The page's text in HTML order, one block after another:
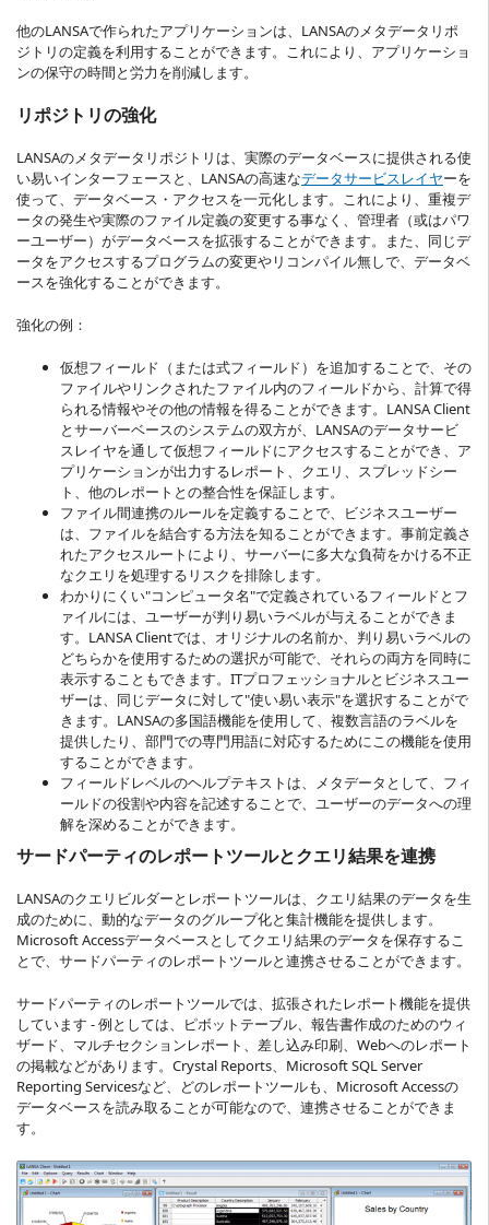
他のLANSAで作られたアプリケーションは、LANSAのメタデータリポ
ジトリの定義を利用することができます。これにより、アプリケーショ
ンの保守の時間と労力を削減します。
リポジトリの強化
LANSAのメタデータリポジトリは、実際のデータベースに提供される使
い易いインターフェースと、LANSAの高速なデータサービスレイヤーを
使って、データベース・アクセスを一元化します。これにより、重複デ
ータの発生や実際のファイル定義の変更する事なく、管理者（或はパワ
ーユーザー）がデータベースを拡張することができます。また、同じデ
ータをアクセスするプログラムの変更やリコンパイル無しで、データベ
ースを強化することができます。
強化の例：
仮想フィールド（または式フィールド）を追加することで、その
ファイルやリンクされたファイル内のフィールドから、計算で得
られる情報やその他の情報を得ることができます。LANSA Client
とサーバーベースのシステムの双方が、LANSAのデータサービ
スレイヤを通して仮想フィールドにアクセスすることができ、ア
プリケーションが出力するレポート、クエリ、スプレッドシー
ト、他のレポートとの整合性を保証します。
ファイル間連携のルールを定義することで、ビジネスユーザー
は、ファイルを結合する方法を知ることができます。事前定義さ
れたアクセスルートにより、サーバーに多大な負荷をかける不正
なクエリを処理するリスクを排除します。
わかりにくい"コンピュータ名"で定義されているフィールドとフ
ァイルには、ユーザーが判り易いラベルが与えることができま
す。LANSA Clientでは、オリジナルの名前か、判り易いラベルの
どちらかを使用するための選択が可能で、それらの両方を同時に
表示することもできます。ITプロフェッショナルとビジネスユー
ザーは、同じデータに対して"使い易い表示"を選択することがで
きます。LANSAの多国語機能を使用して、複数言語のラベルを
提供したり、部門での専門用語に対応するためにこの機能を使用
することができます。
フィールドレベルのヘルプテキストは、メタデータとして、フィ
ールドの役割や内容を記述することで、ユーザーのデータへの理
解を深めることができます。
サードパーティのレポートツールとクエリ結果を連携
LANSAのクエリビルダーとレポートツールは、クエリ結果のデータを生
成のために、動的なデータのグループ化と集計機能を提供します。
Microsoft Accessデータベースとしてクエリ結果のデータを保存するこ
とで、サードパーティのレポートツールと連携させることができます。
サードパーティのレポートツールでは、拡張されたレポート機能を提供
しています - 例としては、ピボットテーブル、報告書作成のためのウィ
ザード、マルチセクションレポート、差し込み印刷、Webへのレポート
の掲載などがあります。Crystal Reports、Microsoft SQL Server
Reporting Servicesなど、どのレポートツールも、Microsoft Accessの
データベースを読み取ることが可能なので、連携させることができま
す。